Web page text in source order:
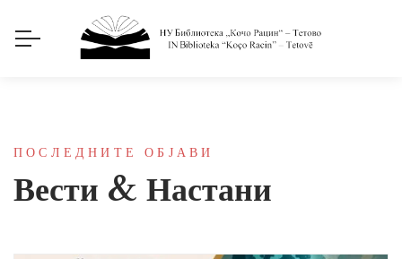
ПОСЛЕДНИТЕ ОБЈАВИ
Вести & Настани